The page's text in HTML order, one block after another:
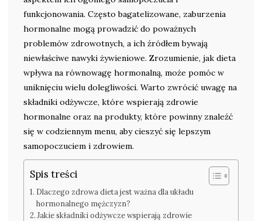
funkcjonowania. Często bagatelizowane, zaburzenia
hormonalne mogą prowadzić do poważnych
problemów zdrowotnych, a ich źródłem bywają
niewłaściwe nawyki żywieniowe. Zrozumienie, jak dieta
wpływa na równowagę hormonalną, może pomóc w
uniknięciu wielu dolegliwości. Warto zwrócić uwagę na
składniki odżywcze, które wspierają zdrowie
hormonalne oraz na produkty, które powinny znaleźć
się w codziennym menu, aby cieszyć się lepszym
samopoczuciem i zdrowiem.
Spis treści
Dlaczego zdrowa dieta jest ważna dla układu
hormonalnego mężczyzn?
Jakie składniki odżywcze wspierają zdrowie